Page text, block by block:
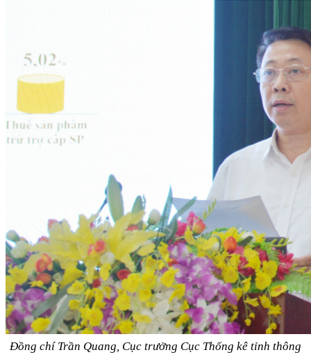
Đồng chí Trần Quang, Cục trưởng Cục Thống kê tỉnh thông